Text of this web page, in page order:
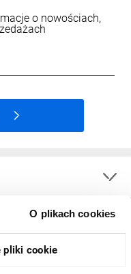
O plikach cookies
pliki cookie
o nowościach,